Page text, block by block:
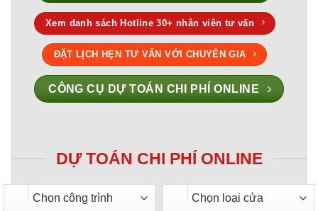
Xem danh sách Hotline 30+ nhân viên tư vấn
ĐẶT LỊCH HẸN TƯ VẤN VỚI CHUYÊN GIA
CÔNG CỤ DỰ TOÁN CHI PHÍ ONLINE
DỰ TOÁN CHI PHÍ ONLINE